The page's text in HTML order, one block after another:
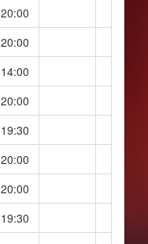
20:00
20:00
14:00
20:00
19:30
20:00
20:00
19:30